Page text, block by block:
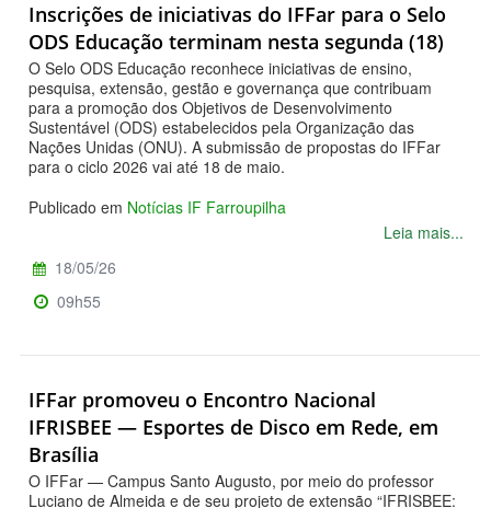
Inscrições de iniciativas do IFFar para o Selo
ODS Educação terminam nesta segunda (18)
O Selo ODS Educação reconhece iniciativas de ensino,
pesquisa, extensão, gestão e governança que contribuam
para a promoção dos Objetivos de Desenvolvimento
Sustentável (ODS) estabelecidos pela Organização das
Nações Unidas (ONU). A submissão de propostas do IFFar
para o ciclo 2026 vai até 18 de maio.
Publicado em Notícias IF Farroupilha
Leia mais...
18/05/26
09h55
IFFar promoveu o Encontro Nacional
IFRISBEE — Esportes de Disco em Rede, em
Brasília
O IFFar — Campus Santo Augusto, por meio do professor
Luciano de Almeida e de seu projeto de extensão “IFRISBEE: